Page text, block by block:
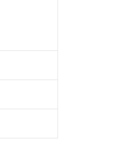
い。
製品に切り替える予定のある商
応の商品で、対応品を出す予
関係のない商品です。
含有品と判明した場合などやむ
であることを示します。